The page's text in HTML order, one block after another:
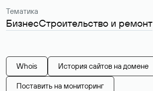
Тематика
БизнесСтроительство и ремонт
Whois История сайтов на домене
Поставить на мониторинг